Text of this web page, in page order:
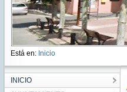
Está en: Inicio
INICIO